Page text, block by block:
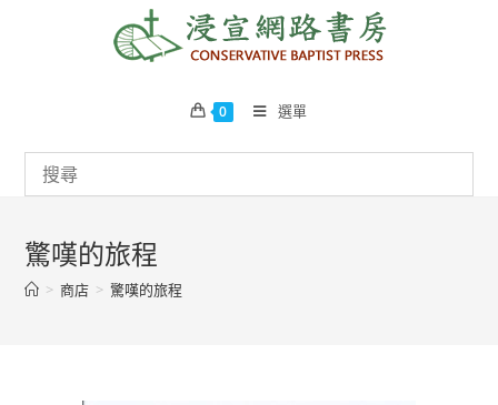
0 選單
驚嘆的旅程
> 商店 > 驚嘆的旅程